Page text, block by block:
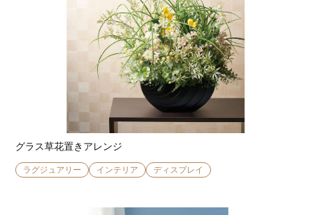
グラス草花置きアレンジ
ラグジュアリー インテリア ディスプレイ